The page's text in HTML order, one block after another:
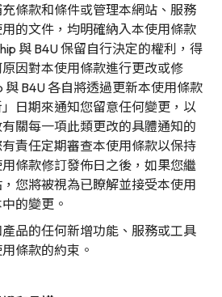
條款和條件或管理本網站、服務
的文件，均明確納入本使用條款
與 B4U 保留自行決定的權利，得
因對本使用條款進行更改或修
與 B4U 各自將透過更新本使用條款
日期來通知您留意任何變更，以
關每一項此類更改的具體通知的
責任定期審查本使用條款以保持
條款修訂發佈日之後，如果您繼
您將被視為已瞭解並接受本使用
的變更。
品的任何新增功能、服務或工具
條款的約束。